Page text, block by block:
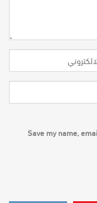
Save my name,